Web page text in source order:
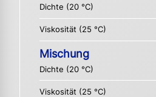
Dichte (20 °C)
Viskosität (25 °C)
Mischung
Dichte (20 °C)
Viskosität (25 °C)